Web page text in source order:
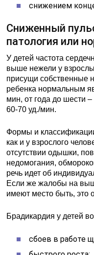
снижением
Сниженный
патология или
У детей частота
выше нежели у
присущи собственные
ребенка нормальным
мин, от года до шести
60-70 уд./мин.
Формы и
как и у взрослого
отсутствии одышки,
недомогания,
речь идет об
Если же жалобы на
имеют место быть, это
Брадикардия у детей
сбоев в работе